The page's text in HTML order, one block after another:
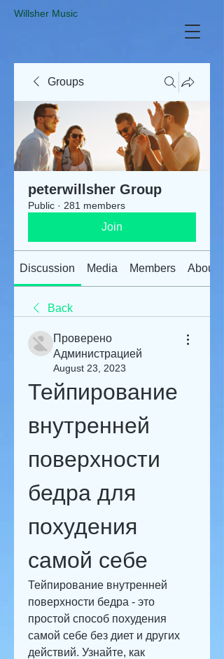
​Willsher Music
Groups
peterwillsher Group
Public · 281 members
Join
Discussion Media Members About
Back
Проверено
Администрацией
August 23, 2023
Тейпирование
внутренней
поверхности
бедра для
похудения
самой себе
Тейпирование внутренней
поверхности бедра - это
простой способ похудения
самой себе без диет и других
действий. Узнайте, как